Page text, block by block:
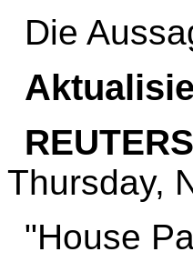
Die
REUTERS
Thursday,
"House